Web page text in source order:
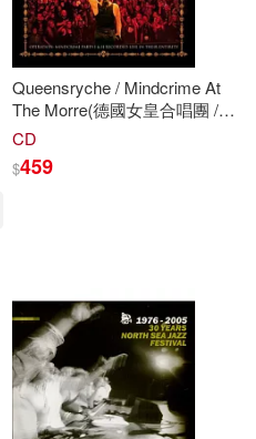
Queensryche / Mindcrime At
The Morre(德國女皇合唱團 /
心智犯罪演唱會實況(2CD))
CD
$459